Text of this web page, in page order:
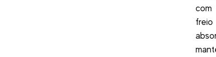
com
freio